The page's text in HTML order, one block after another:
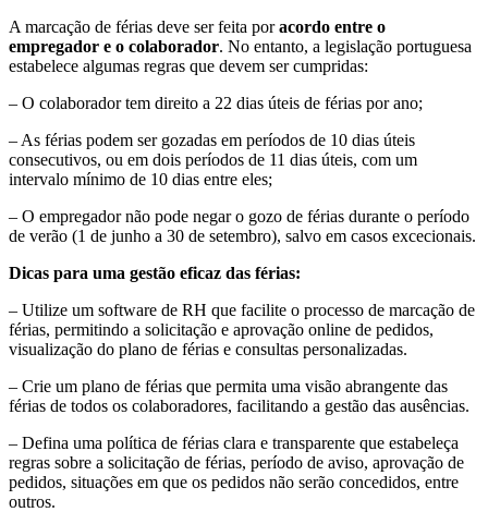
A marcação de férias deve ser feita poracordo entre o
empregador e o colaborador. No entanto, a legislação portuguesa
estabelece algumas regras que devem ser cumpridas:
– O colaborador tem direito a 22 dias úteis de férias por ano;
– As férias podem ser gozadas em períodos de 10 dias úteis
consecutivos, ou em dois períodos de 11 dias úteis, com um
intervalo mínimo de 10 dias entre eles;
– O empregador não pode negar o gozo de férias durante o período
de verão (1 de junho a 30 de setembro), salvo em casos excecionais.
Dicas para uma gestão eficaz das férias:
– Utilize um software de RH que facilite o processo de marcação de
férias, permitindo a solicitação e aprovação online de pedidos,
visualização do plano de férias e consultas personalizadas.
– Crie um plano de férias que permita uma visão abrangente das
férias de todos os colaboradores, facilitando a gestão das ausências.
– Defina uma política de férias clara e transparente que estabeleça
regras sobre a solicitação de férias, período de aviso, aprovação de
pedidos, situações em que os pedidos não serão concedidos, entre
outros.